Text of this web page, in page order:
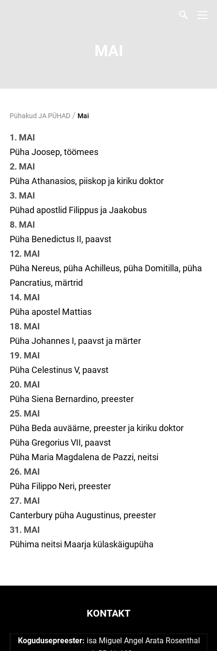
MAI
Pühakud JA PÜHAD / Mai
1. MAI
Püha Joosep, töömees
2. MAI
Püha Athanasios, piiskop ja kiriku doktor
3. MAI
Pühad apostlid Filippus ja Jaakobus
8. MAI
Püha Benedictus II, paavst
12. MAI
Püha Nereus, püha Achilleus, püha Domitilla, püha
Pancratius, märtrid
14. MAI
Püha apostel Mattias
18. MAI
Püha Johannes I, paavst ja märter
19. MAI
Püha Celestinus V, paavst
20. MAI
Püha Siena Bernardino, preester
25. MAI
Püha Beda auväärne, preester ja kiriku doktor
Püha Gregorius VII, paavst
Püha Maria Magdalena de Pazzi, neitsi
26. MAI
Püha Filippo Neri, preester
27. MAI
Canterbury püha Augustinus, preester
31. MAI
Pühima neitsi Maarja külaskäigupüha
KONTAKT
Kogudusepreester: isa Miguel Angel Arata Rosenthal